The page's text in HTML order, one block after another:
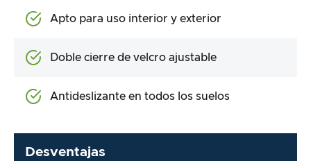
Apto para uso interior y exterior
Doble cierre de velcro ajustable
Antideslizante en todos los suelos
Desventajas